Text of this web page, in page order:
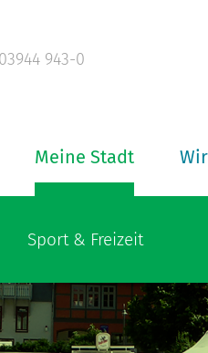
943-0
Meine Stadt
Sport & Freizeit